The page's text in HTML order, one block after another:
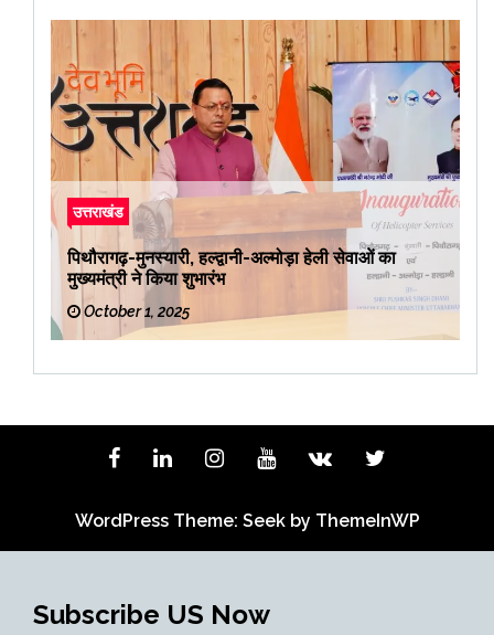
उत्तराखंड
पिथौरागढ़-मुनस्यारी, हल्द्वानी-अल्मोड़ा हेली सेवाओं का
मुख्यमंत्री ने किया शुभारंभ
October 1, 2025
WordPress Theme: Seek by ThemeInWP
Subscribe US Now